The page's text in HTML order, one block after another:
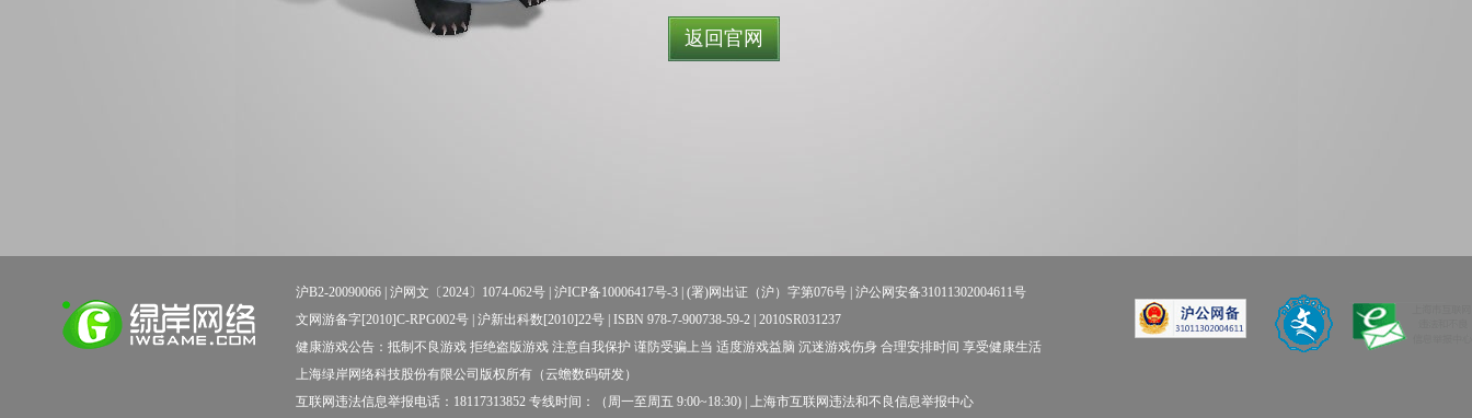
返回官网
沪B2-20090066 | 沪网文〔2024〕1074-062号 沪ICP备10006417号-3 | (署)网出证（沪）字第076号 | 沪公网安备31011302004611号
文网游备字[2010]C-RPG002号 | 沪新出科数[2010]22号 | ISBN 978-7-900738-59-2 | 2010SR031237
健康游戏公告：抵制不良游戏 拒绝盗版游戏 注意自我保护 谨防受骗上当 适度游戏益脑 沉迷游戏伤身 合理安排时间 享受健康生活
上海绿岸网络科技股份有限公司版权所有（云蟾数码研发）
互联网违法信息举报电话：18117313852 专线时间：（周一至周五 9:00~18:30) | 上海市互联网违法和不良信息举报中心